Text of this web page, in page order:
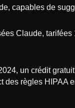
capables de
Claude, tarifées
un crédit
des règles HIPAA